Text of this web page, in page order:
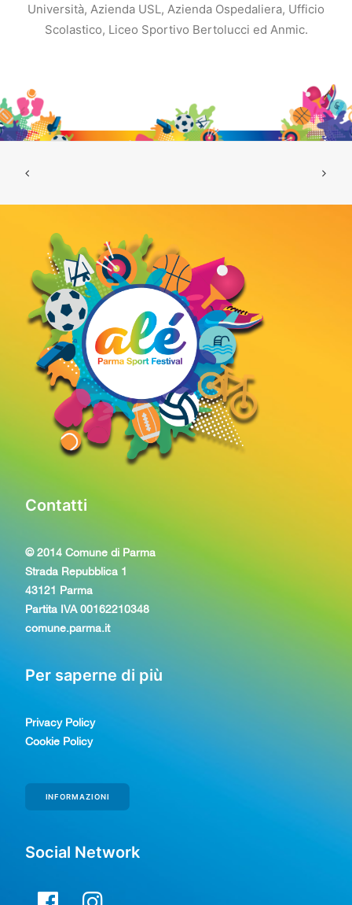
Università, Azienda USL, Azienda Ospedaliera, Ufficio
Scolastico, Liceo Sportivo Bertolucci ed Anmic.
Contatti
© 2014 Comune di Parma
Strada Repubblica 1
43121 Parma
Partita IVA 00162210348
comune.parma.it
Per saperne di più
Privacy Policy
Cookie Policy
INFORMAZIONI
Social Network